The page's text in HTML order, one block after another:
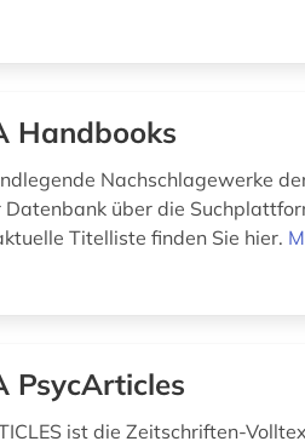
Handbooks
Nachschlagewerke
Datenbank über die
Titelliste finden Sie hier.
PsycArticles
ist die Zeitschriften-